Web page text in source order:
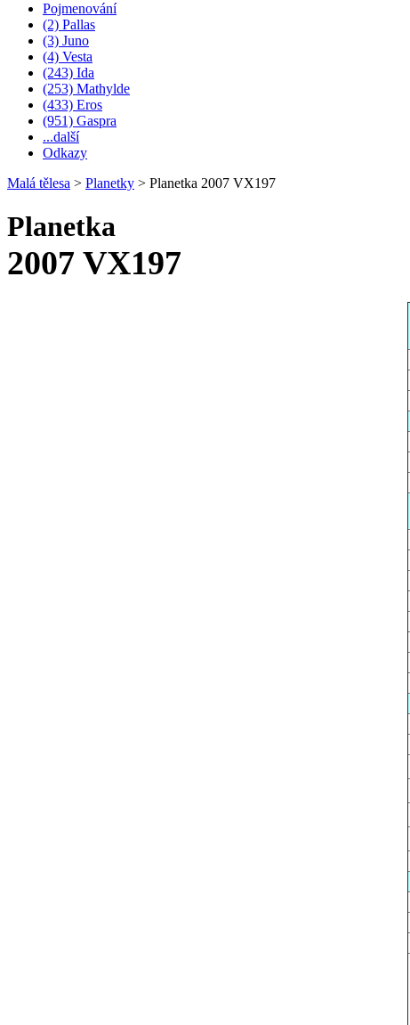
Pojmenování
(2) Pallas
(3) Juno
(4) Vesta
(243) Ida
(253) Mathylde
(433) Eros
(951) Gaspra
...další
Odkazy
Malá tělesa > Planetky > Planetka 2007 VX197
Planetka
2007 VX197